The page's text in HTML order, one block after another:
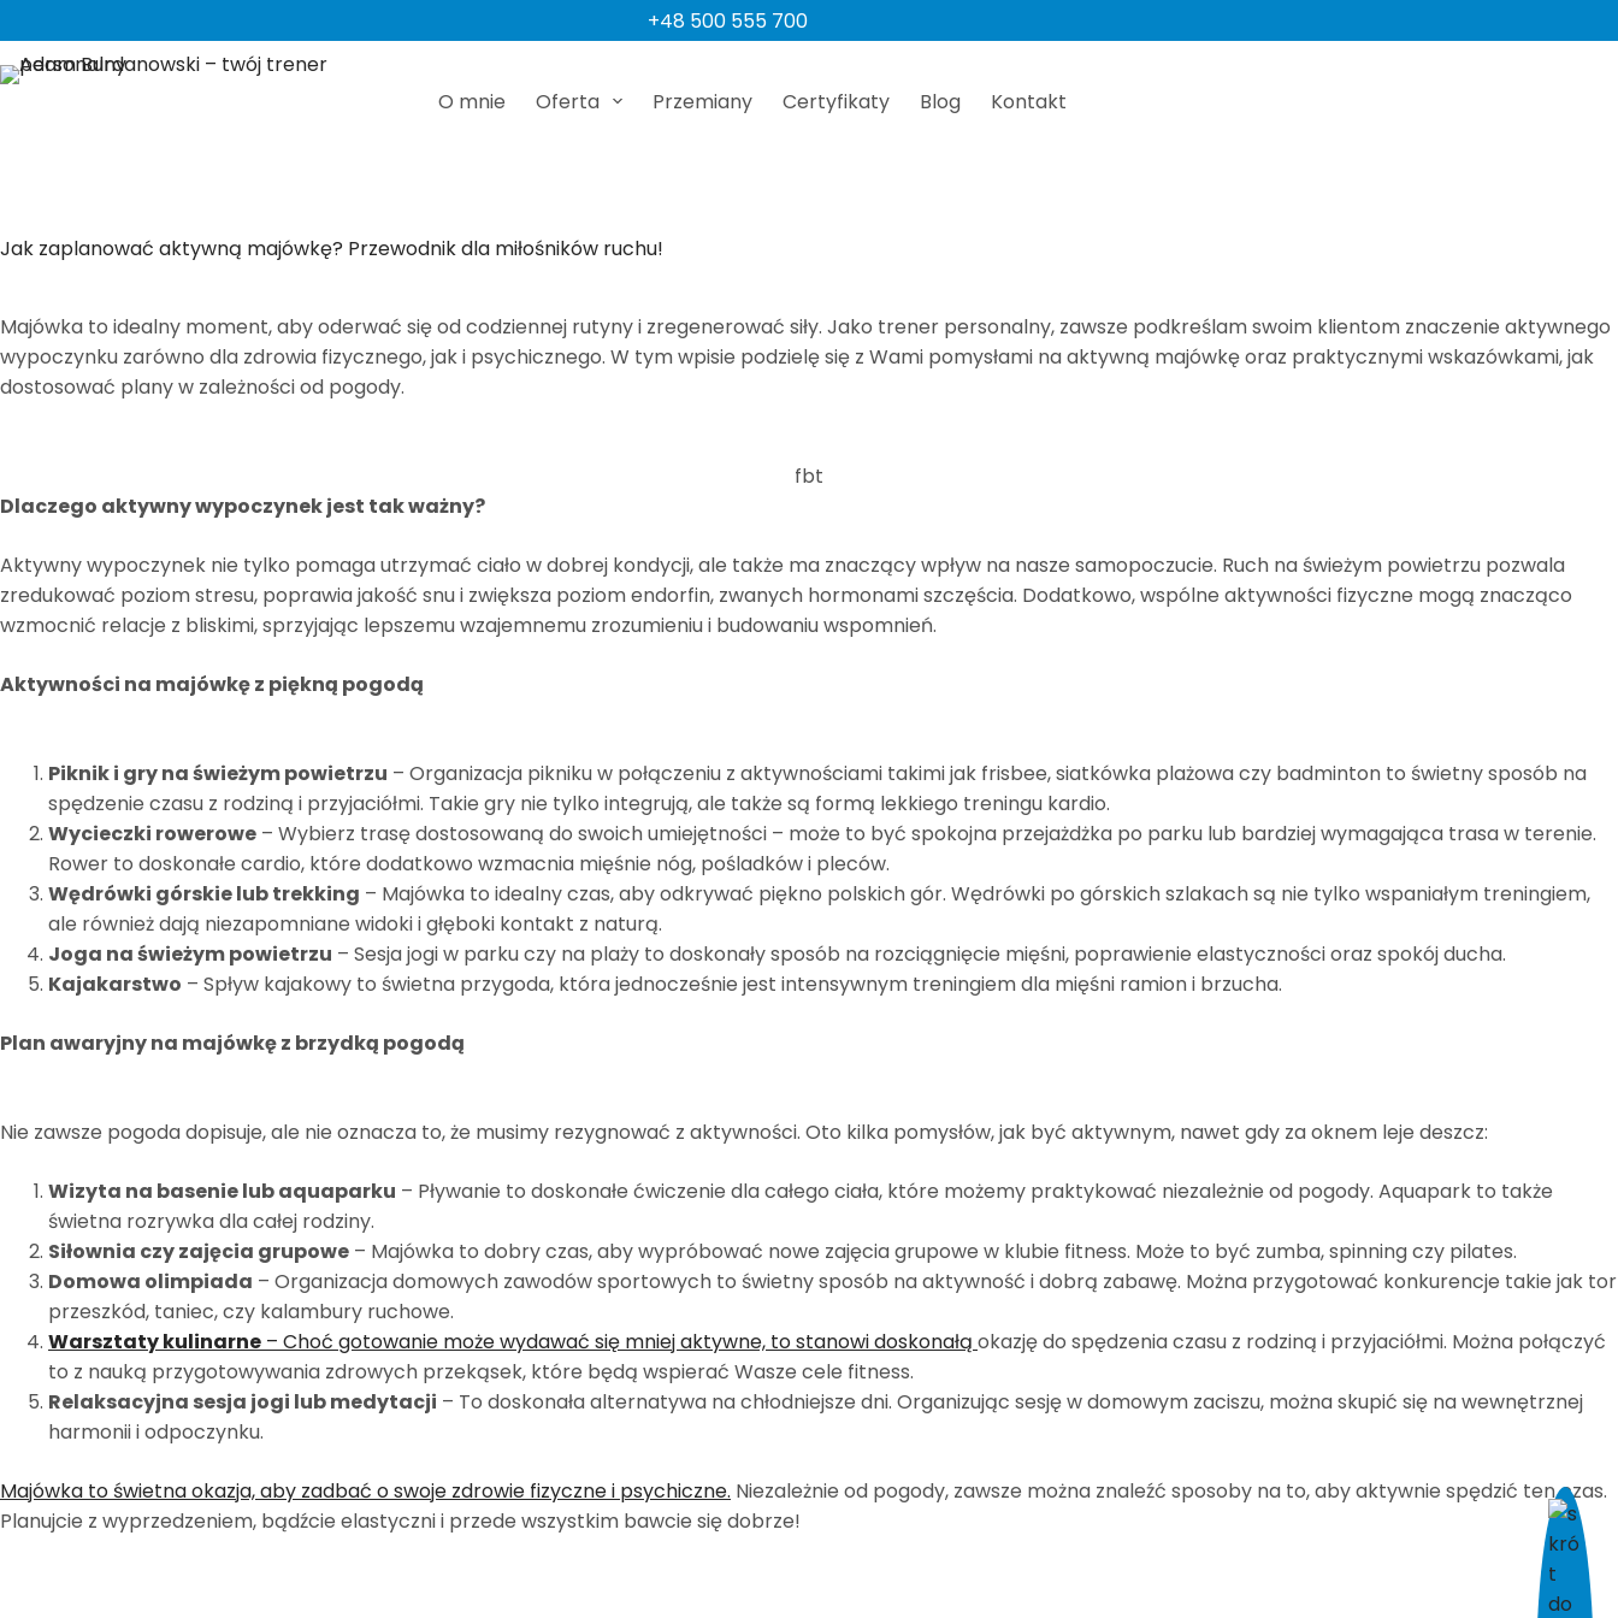
do
treści
+48 500 555 700
O mnie Oferta Przemiany Certyfikaty Blog Kontakt
Jak zaplanować aktywną majówkę? Przewodnik dla miłośników ruchu!
Majówka to idealny moment, aby oderwać się od codziennej rutyny i zregenerować siły. Jako trener personalny, zawsze podkreślam swoim klientom znaczenie aktywnego
wypoczynku zarówno dla zdrowia fizycznego, jak i psychicznego. W tym wpisie podzielę się z Wami pomysłami na aktywną majówkę oraz praktycznymi wskazówkami, jak
dostosować plany w zależności od pogody.
fbt
Dlaczego aktywny wypoczynek jest tak ważny?
Aktywny wypoczynek nie tylko pomaga utrzymać ciało w dobrej kondycji, ale także ma znaczący wpływ na nasze samopoczucie. Ruch na świeżym powietrzu pozwala
zredukować poziom stresu, poprawia jakość snu i zwiększa poziom endorfin, zwanych hormonami szczęścia. Dodatkowo, wspólne aktywności fizyczne mogą znacząco
wzmocnić relacje z bliskimi, sprzyjając lepszemu wzajemnemu zrozumieniu i budowaniu wspomnień.
Aktywności na majówkę z piękną pogodą
Piknik i gry na świeżym powietrzu – Organizacja pikniku w połączeniu z aktywnościami takimi jak frisbee, siatkówka plażowa czy badminton to świetny sposób na
spędzenie czasu z rodziną i przyjaciółmi. Takie gry nie tylko integrują, ale także są formą lekkiego treningu kardio.
Wycieczki rowerowe – Wybierz trasę dostosowaną do swoich umiejętności – może to być spokojna przejażdżka po parku lub bardziej wymagająca trasa w terenie.
Rower to doskonałe cardio, które dodatkowo wzmacnia mięśnie nóg, pośladków i pleców.
Wędrówki górskie lub trekking – Majówka to idealny czas, aby odkrywać piękno polskich gór. Wędrówki po górskich szlakach są nie tylko wspaniałym treningiem,
ale również dają niezapomniane widoki i głęboki kontakt z naturą.
Joga na świeżym powietrzu – Sesja jogi w parku czy na plaży to doskonały sposób na rozciągnięcie mięśni, poprawienie elastyczności oraz spokój ducha.
Kajakarstwo – Spływ kajakowy to świetna przygoda, która jednocześnie jest intensywnym treningiem dla mięśni ramion i brzucha.
Plan awaryjny na majówkę z brzydką pogodą
Nie zawsze pogoda dopisuje, ale nie oznacza to, że musimy rezygnować z aktywności. Oto kilka pomysłów, jak być aktywnym, nawet gdy za oknem leje deszcz:
Wizyta na basenie lub aquaparku – Pływanie to doskonałe ćwiczenie dla całego ciała, które możemy praktykować niezależnie od pogody. Aquapark to także
świetna rozrywka dla całej rodziny.
Siłownia czy zajęcia grupowe – Majówka to dobry czas, aby wypróbować nowe zajęcia grupowe w klubie fitness. Może to być zumba, spinning czy pilates.
Domowa olimpiada – Organizacja domowych zawodów sportowych to świetny sposób na aktywność i dobrą zabawę. Można przygotować konkurencje takie jak tor
przeszkód, taniec, czy kalambury ruchowe.
Warsztaty kulinarne – Choć gotowanie może wydawać się mniej aktywne, to stanowi doskonałą okazję do spędzenia czasu z rodziną i przyjaciółmi. Można połączyć
to z nauką przygotowywania zdrowych przekąsek, które będą wspierać Wasze cele fitness.
Relaksacyjna sesja jogi lub medytacji – To doskonała alternatywa na chłodniejsze dni. Organizując sesję w domowym zaciszu, można skupić się na wewnętrznej
harmonii i odpoczynku.
Majówka to świetna okazja, aby zadbać o swoje zdrowie fizyczne i psychiczne. Niezależnie od pogody, zawsze można znaleźć sposoby na to, aby aktywnie spędzić ten czas.
Planujcie z wyprzedzeniem, bądźcie elastyczni i przede wszystkim bawcie się dobrze!